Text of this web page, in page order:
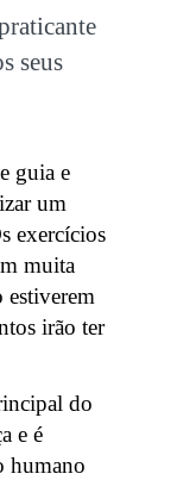
seus
guia e
um
exercícios
muita
estiverem
irão ter
do
e é
humano